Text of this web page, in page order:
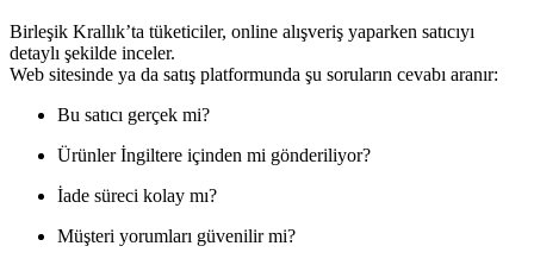
Birleşik Krallık’ta tüketiciler, online alışveriş yaparken satıcıyı
detaylı şekilde inceler.
Web sitesinde ya da satış platformunda şu soruların cevabı aranır:
Bu satıcı gerçek mi?
Ürünler İngiltere içinden mi gönderiliyor?
İade süreci kolay mı?
Müşteri yorumları güvenilir mi?